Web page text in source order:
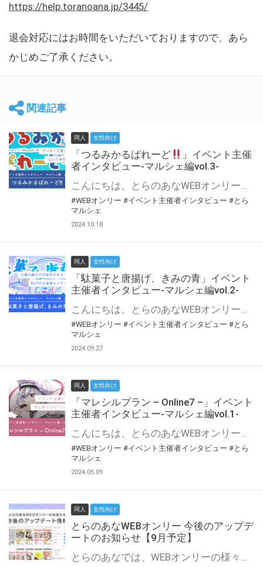
https://help.toranoana.jp/3445/
退会対応にはお時間をいただいておりますので、あら
かじめご了承ください。
関連記事
同人 女性向け
「つるみかるぱれーど
」イベント主催
者インタビュー-マルシェ編vol.3-
こんにちは、とらのあなWEBオンリー運営スタッフです。 新たにお届けする、イベント主催者インタビュー-マルシェ編-は、 とらのあなWEBオンリー「マルシェ」をご利用した主催様に 「マルシェ」を使って開催した感想や心がけをお聞きする企画です。 今回は、WEBオンリー初開催「つるみかるぱれーど
#WEBオンリー #イベント主催者インタビュー #とら
マルシェ
2024.10.18
同人 女性向け
「駄菓子と唐揚げ、きみの青」イベント
主催者インタビュー-マルシェ編vol.2-
こんにちは、とらのあなWEBオンリー運営スタッフです。 新たにお届けする、イベント主催者インタビュー-マルシェ編-は、 とらのあなWEBオンリー「マルシェ」をご利用の主催様に 「マルシェ」を使ってイベントを開催した感想や心がけをお聞きする企画です。 今回は、WEBオンリー初開催「駄菓子と唐揚げ、きみの青」より、 主催のぎこ六屋様にお話を伺いました。 協力：ぎこ六屋様／イベント公式Twitter（@krkgwks） とらのあなWEBオンリー「マルシェ」とは？ WEBオンリーでリアルタイムでコミュニケーションがとれるオンライン会場です。
#WEBオンリー #イベント主催者インタビュー #とら
マルシェ
2024.09.27
同人 女性向け
「マレシルプラン – Online7 –」イベント
主催者インタビュー-マルシェ編vol.1-
こんにちは、とらのあなWEBオンリー運営スタッフです。 新たにお届けする、イベント主催者インタビュー-マルシェ編-は、 とらのあなWEBオンリー「マルシェ」をご利用した主催様に 「マルシェ」を使って開催した感想や心がけをお聞きする企画です。 今回は、WEBオンリー開催7回目迎えた「マレシルプラン – Online7 –」より、 主催の玉川うた様にお話を伺いました。 ▼マレシルプランのインタビュー前回記事 「イベント主催者インタビュー vol.6」はこちら 協力：玉川うた様（マレシルプラン実行委員会 代表）／イベント公式Twitter（@mallesil_plan） とらのあなWEBオンリー「マルシェ」とは？ WEBオンリーでリアルタイムでコミュニケーションがとれるオンライン会場です。
#WEBオンリー #イベント主催者インタビュー #とら
マルシェ
2024.05.09
同人 女性向け
とらのあなWEBオンリー 今後のアップデ
ートのお知らせ【9月予定】
とらのあなでは、WEBオンリーの様々な支援を実施しています。 今回は2021年9月に実装を予定しているアップデート情報についてご紹介いたします。 とらのあなWEBオンリーサイトはこちら